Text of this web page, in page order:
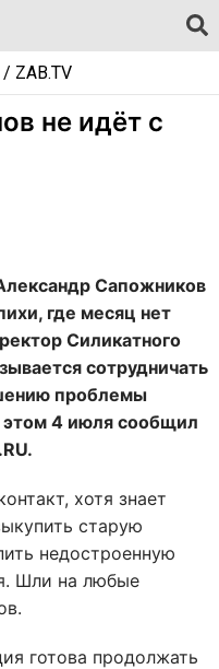
ZAB.TV
не идёт с
Сапожников
где месяц нет
Силикатного
сотрудничать
проблемы
этом 4 июля сообщил
хотя знает
старую
недостроенную
Шли на любые
готова продолжать